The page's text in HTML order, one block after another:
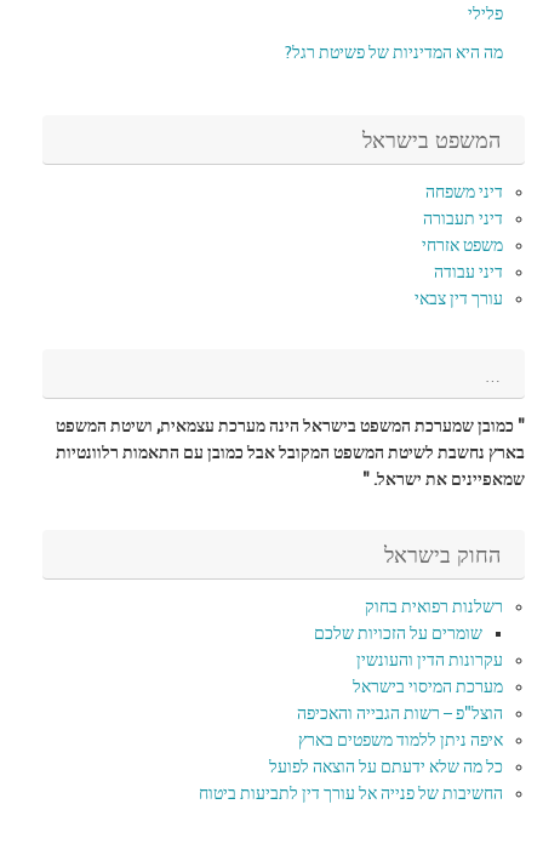
פלילי
מה היא המדיניות של פשיטת רגל?
המשפט בישראל
דיני משפחה
דיני תעבורה
משפט אזרחי
דיני עבודה
עורך דין צבאי
…
" כמובן שמערכת המשפט בישראל הינה מערכת עצמאית, ושיטת המשפט
בארץ נחשבת לשיטת המשפט המקובל אבל כמובן עם התאמות רלוונטיות
שמאפיינים את ישראל. "
החוק בישראל
רשלנות רפואית בחוק
שומרים על הזכויות שלכם
עקרונות הדין והעונשין
מערכת המיסוי בישראל
הוצל"פ – רשות הגבייה והאכיפה
איפה ניתן ללמוד משפטים בארץ
כל מה שלא ידעתם על הוצאה לפועל
החשיבות של פנייה אל עורך דין לתביעות ביטוח